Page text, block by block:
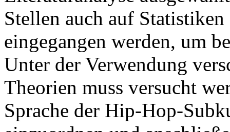
Stellen auch auf
eingegangen werden, um
Unter der Verwendung
Theorien muss versucht
Sprache der Hip-Hop-